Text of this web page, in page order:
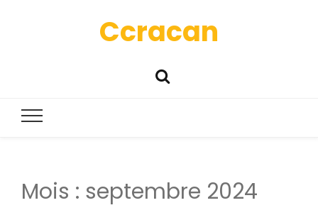
Ccracan
Mois : septembre 2024